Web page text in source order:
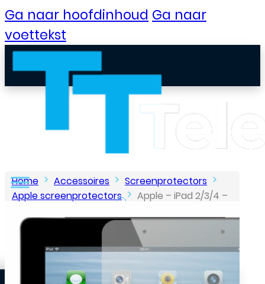
Ga naar hoofdinhoud Ga naar
voettekst
B2B Portaal
Klantenservice
Home Accessoires
Screenprotectors
Apple screenprotectors
Apple – iPad 2/3/4 –